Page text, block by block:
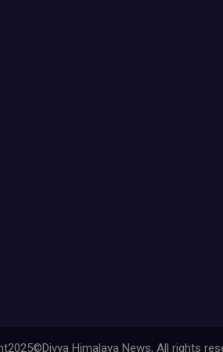
Himalaya News, All rights